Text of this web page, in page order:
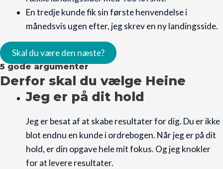
En tredje kunde fik sin første henvendelse i
månedsvis ugen efter, jeg skrev en ny landingsside.
Skal du være den næste?
5 gode argumenter
Derfor skal du vælge Heine
Jeg er på dit hold
Jeg er besat af at skabe resultater for dig. Du er ikke
blot endnu en kunde i ordrebogen. Når jeg er på dit
hold, er din opgave hele mit fokus. Og jeg knokler
for at levere resultater.